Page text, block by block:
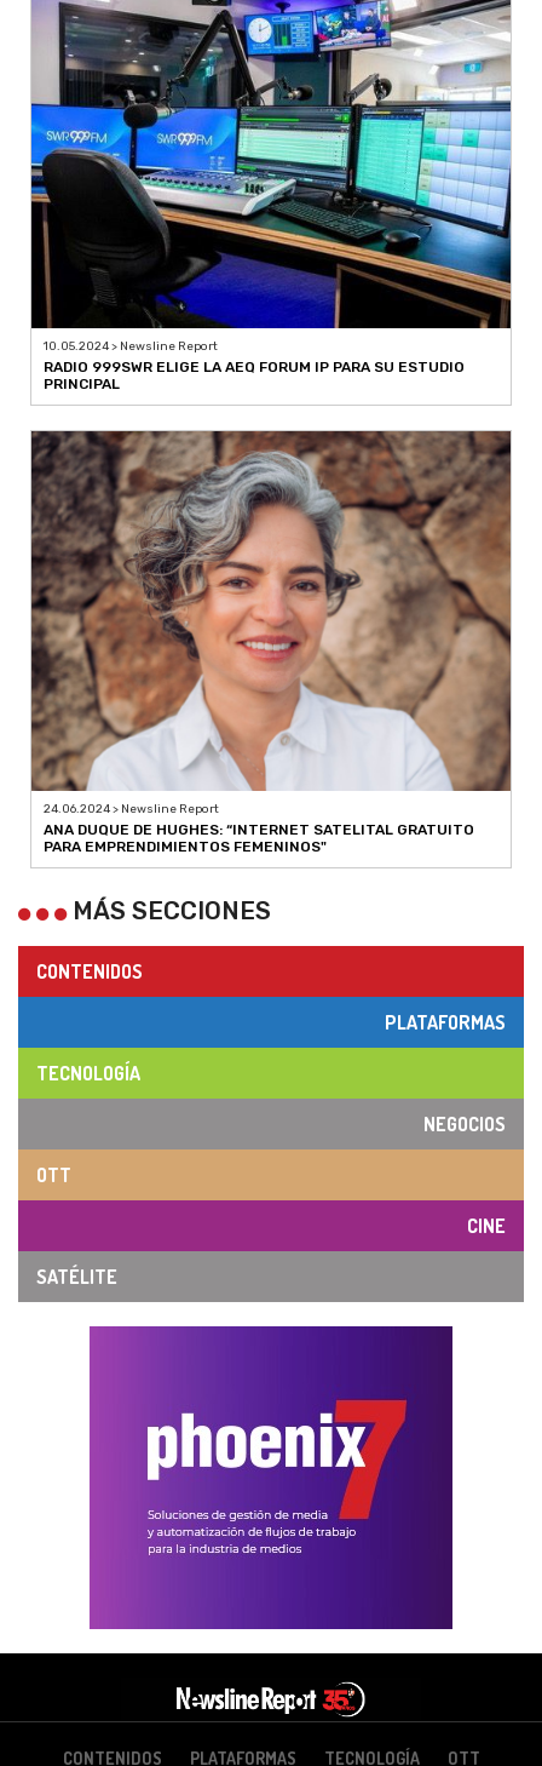
10.05.2024 > Newsline Report
RADIO 999SWR ELIGE LA AEQ FORUM IP PARA SU ESTUDIO
PRINCIPAL
24.06.2024 > Newsline Report
ANA DUQUE DE HUGHES: “INTERNET SATELITAL GRATUITO
PARA EMPRENDIMIENTOS FEMENINOS"
MÁS SECCIONES
CONTENIDOS
PLATAFORMAS
TECNOLOGÍA
NEGOCIOS
OTT
CINE
SATÉLITE
CONTENIDOS PLATAFORMAS TECNOLOGÍA OTT